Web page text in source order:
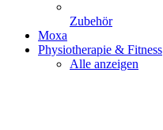
Zubehör
Moxa
Physiotherapie & Fitness
Alle anzeigen